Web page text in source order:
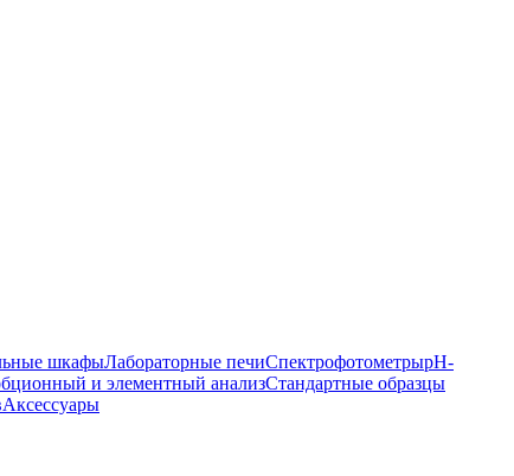
шкафыЛабораторные печиСпектрофотометрыpH-
и элементный анализСтандартные образцы
Аксессуары